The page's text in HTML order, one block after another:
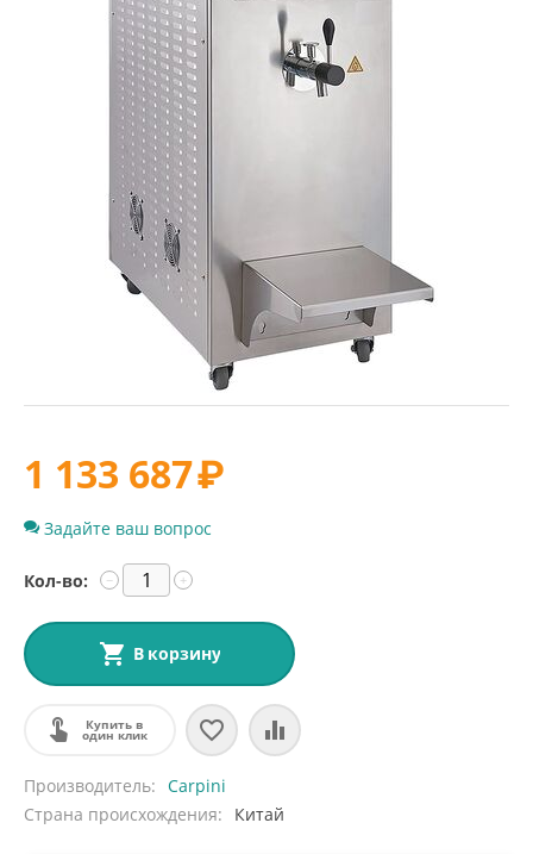
1 133 687₽
Задайте ваш вопрос
Кол-во: +
−
В корзину
Купить в
один клик
Производитель
Carpini
Страна происхождения
Китай